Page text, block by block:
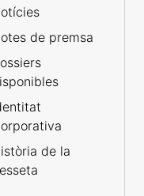
de premsa
de la